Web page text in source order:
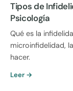
Tipos de
Psicología
Qué es la
microinfidelidad,
hacer.
Leer →